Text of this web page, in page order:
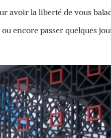
avoir la liberté de vous
encore passer quelques